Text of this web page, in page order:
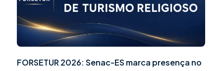
FORSETUR 2026: Senac-ES marca presença no